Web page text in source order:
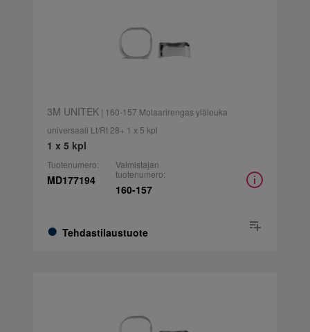
3M UNITEK| 160-157 Molaarirengas yläleuka
universaali Lt/Rt 28+ 1 x 5 kpl
1 x 5 kpl
Tuotenumero:
MD177194
Tehdastilaustuote
Valmistajan
tuotenumero:
160-157